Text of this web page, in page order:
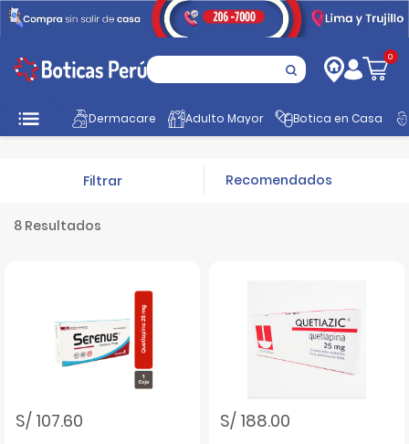
0
Dermacare Adulto Mayor Botica en Casa
Inicio Tratamiento Antipsicóticos
8 Resultados
Filtrar
S/ 107.60 S/ 188.00